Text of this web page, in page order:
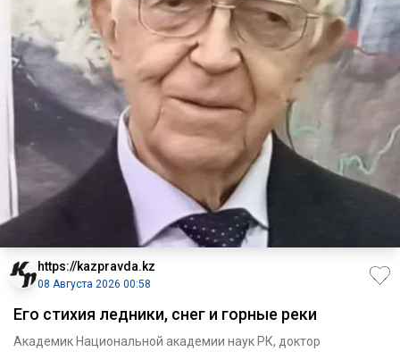
https://kazpravda.kz
08 Августа 2026 00:58
Его стихия ледники, снег и горные реки
Академик Национальной академии наук РК, доктор